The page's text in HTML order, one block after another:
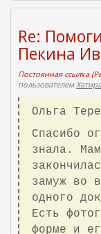
Re:
Пекина
Постоянная ссылка
пользователем
Ольга
Спасибо
знала.
замуж во
одного
Есть
форме и